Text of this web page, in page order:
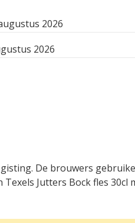
2026
2026
De brouwers
Jutters Bock fles